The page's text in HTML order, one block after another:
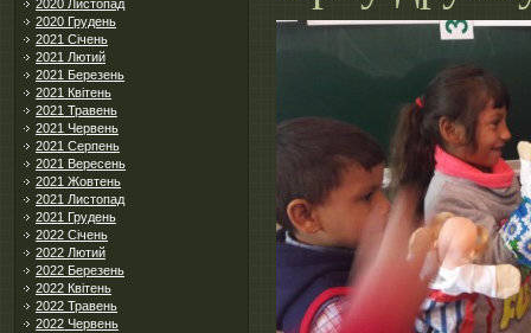
2020 Листопад
2020 Грудень
2021 Січень
2021 Лютий
2021 Березень
2021 Квітень
2021 Травень
2021 Червень
2021 Серпень
2021 Вересень
2021 Жовтень
2021 Листопад
2021 Грудень
2022 Січень
2022 Лютий
2022 Березень
2022 Квітень
2022 Травень
2022 Червень